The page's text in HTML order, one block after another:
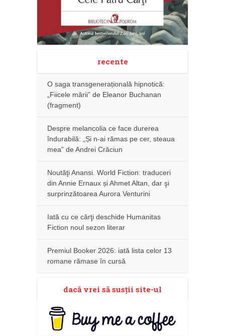
recente
O saga transgenerațională hipnotică:
„Fiicele mării” de Eleanor Buchanan
(fragment)
Despre melancolia ce face durerea
îndurabilă: „Și n-ai rămas pe cer, steaua
mea” de Andrei Crăciun
Noutăţi Anansi. World Fiction: traduceri
din Annie Ernaux și Ahmet Altan, dar şi
surprinzătoarea Aurora Venturini
Iată cu ce cărţi deschide Humanitas
Fiction noul sezon literar
Premiul Booker 2026: iată lista celor 13
romane rămase în cursă
dacă vrei să susţii site-ul